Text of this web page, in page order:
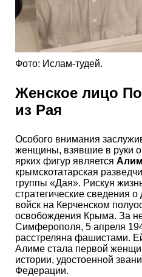
Фото: Ислам-тудей.
Женское лицо
из Рая
Особого внимания
женщины, взявшие в руки
ярких фигур является
крымскотатарская
группы «Дая». Рискуя
стратегические сведения
войск на Керченском
освобождения Крыма. За
Симферополя, 5 апреля
расстреляна фашистами.
Алиме стала первой
истории, удостоенной
Федерации.